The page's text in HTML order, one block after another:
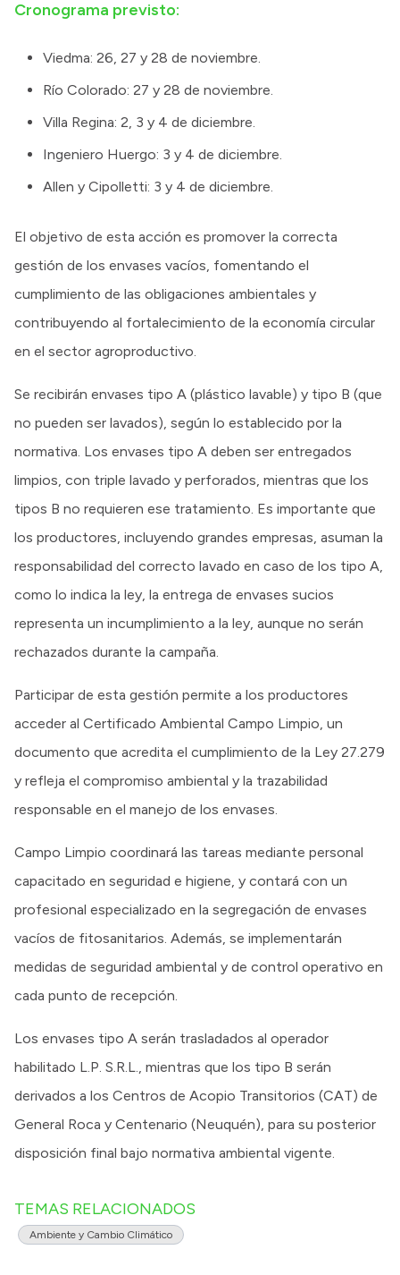
Cronograma previsto:
Viedma: 26, 27 y 28 de noviembre.
Río Colorado: 27 y 28 de noviembre.
Villa Regina: 2, 3 y 4 de diciembre.
Ingeniero Huergo: 3 y 4 de diciembre.
Allen y Cipolletti: 3 y 4 de diciembre.
El objetivo de esta acción es promover la correcta
gestión de los envases vacíos, fomentando el
cumplimiento de las obligaciones ambientales y
contribuyendo al fortalecimiento de la economía circular
en el sector agroproductivo.
Se recibirán envases tipo A (plástico lavable) y tipo B (que
no pueden ser lavados), según lo establecido por la
normativa. Los envases tipo A deben ser entregados
limpios, con triple lavado y perforados, mientras que los
tipos B no requieren ese tratamiento. Es importante que
los productores, incluyendo grandes empresas, asuman la
responsabilidad del correcto lavado en caso de los tipo A,
como lo indica la ley, la entrega de envases sucios
representa un incumplimiento a la ley, aunque no serán
rechazados durante la campaña.
Participar de esta gestión permite a los productores
acceder al Certificado Ambiental Campo Limpio, un
documento que acredita el cumplimiento de la Ley 27.279
y refleja el compromiso ambiental y la trazabilidad
responsable en el manejo de los envases.
Campo Limpio coordinará las tareas mediante personal
capacitado en seguridad e higiene, y contará con un
profesional especializado en la segregación de envases
vacíos de fitosanitarios. Además, se implementarán
medidas de seguridad ambiental y de control operativo en
cada punto de recepción.
Los envases tipo A serán trasladados al operador
habilitado L.P. S.R.L., mientras que los tipo B serán
derivados a los Centros de Acopio Transitorios (CAT) de
General Roca y Centenario (Neuquén), para su posterior
disposición final bajo normativa ambiental vigente.
TEMAS RELACIONADOS
Ambiente y Cambio Climático